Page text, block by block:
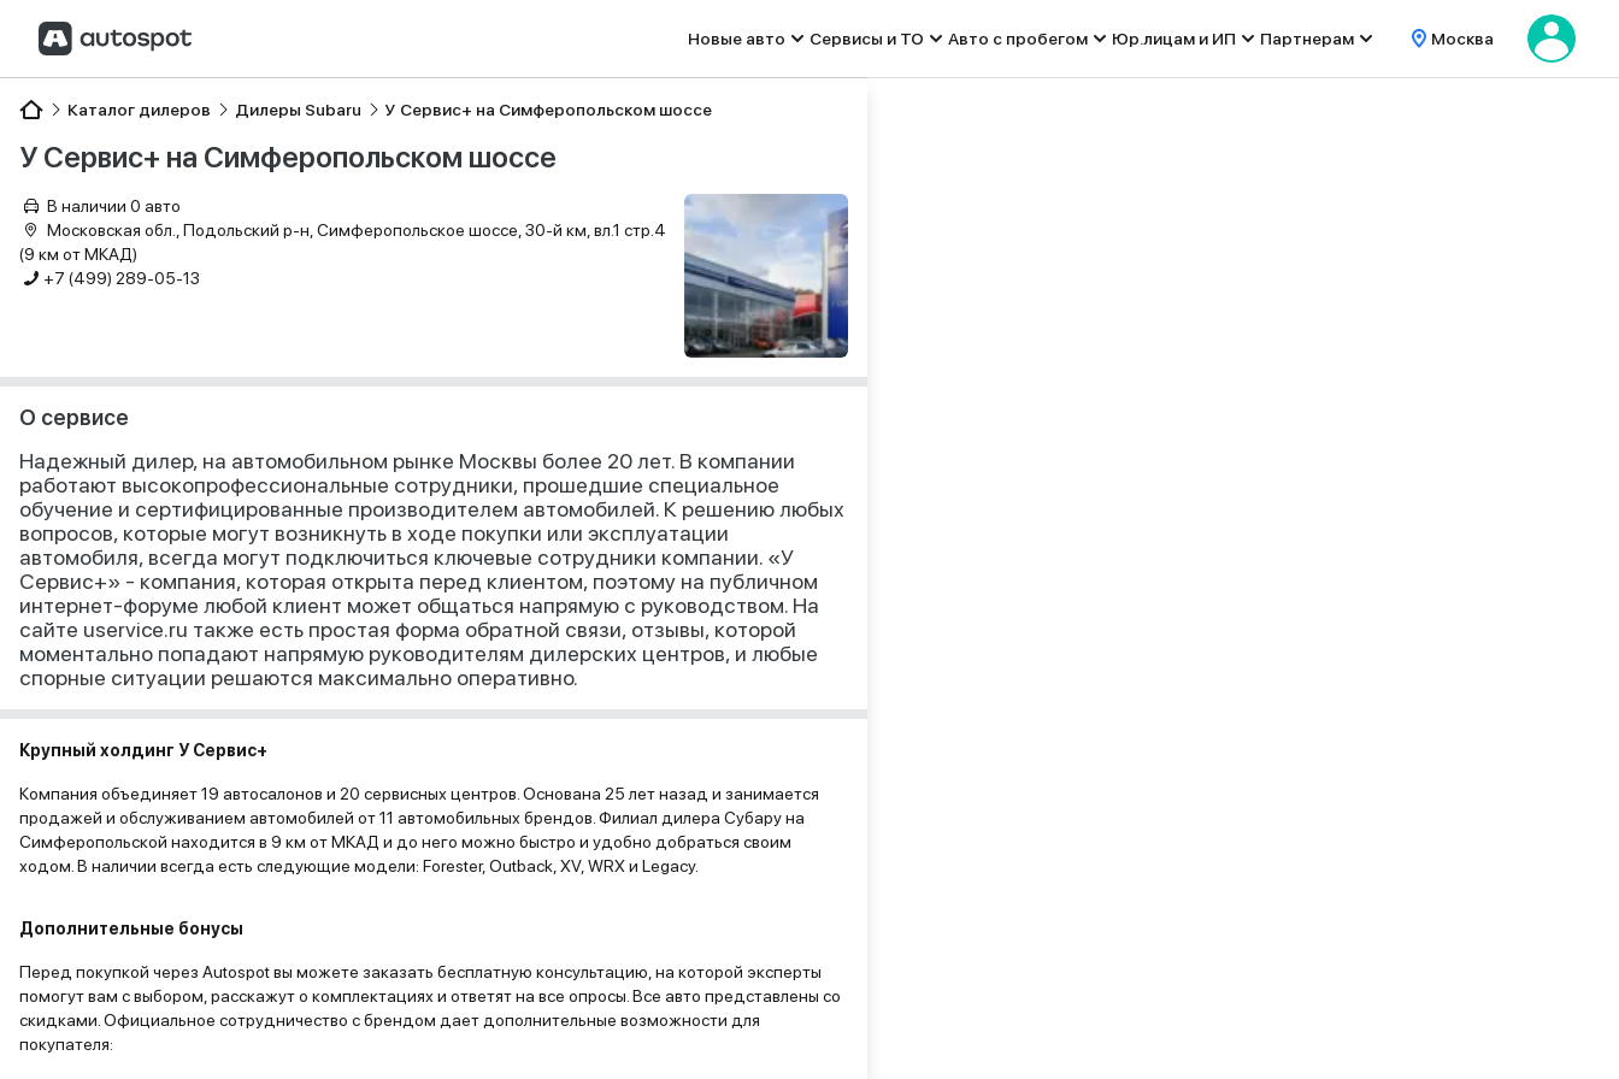
Новые авто Сервисы и ТО Авто с пробегом Юр.лицам и ИП Партнерам Москва
Каталог дилеров Дилеры Subaru У Сервис+ на Симферопольском шоссе
У Сервис+ на Симферопольском шоссе
В наличии 0 авто
Московская обл., Подольский р-н, Симферопольское шоссе, 30-й км, вл.1 стр.4
(9 км от МКАД)
+7 (499) 289-05-13
О сервисе
Надежный дилер, на автомобильном рынке Москвы более 20 лет. В компании
работают высокопрофессиональные сотрудники, прошедшие специальное
обучение и сертифицированные производителем автомобилей. К решению любых
вопросов, которые могут возникнуть в ходе покупки или эксплуатации
автомобиля, всегда могут подключиться ключевые сотрудники компании. «У
Сервис+» - компания, которая открыта перед клиентом, поэтому на публичном
интернет-форуме любой клиент может общаться напрямую с руководством. На
сайте uservice.ru также есть простая форма обратной связи, отзывы, которой
моментально попадают напрямую руководителям дилерских центров, и любые
спорные ситуации решаются максимально оперативно.
Крупный холдинг У Сервис+
Компания объединяет 19 автосалонов и 20 сервисных центров. Основана 25 лет назад и занимается
продажей и обслуживанием автомобилей от 11 автомобильных брендов. Филиал дилера Субару на
Симферопольской находится в 9 км от МКАД и до него можно быстро и удобно добраться своим
ходом. В наличии всегда есть следующие модели: Forester, Outback, XV, WRX и Legacy.
Дополнительные бонусы
Перед покупкой через Autospot вы можете заказать бесплатную консультацию, на которой эксперты
помогут вам с выбором, расскажут о комплектациях и ответят на все опросы. Все авто представлены со
скидками. Официальное сотрудничество с брендом дает дополнительные возможности для
покупателя: